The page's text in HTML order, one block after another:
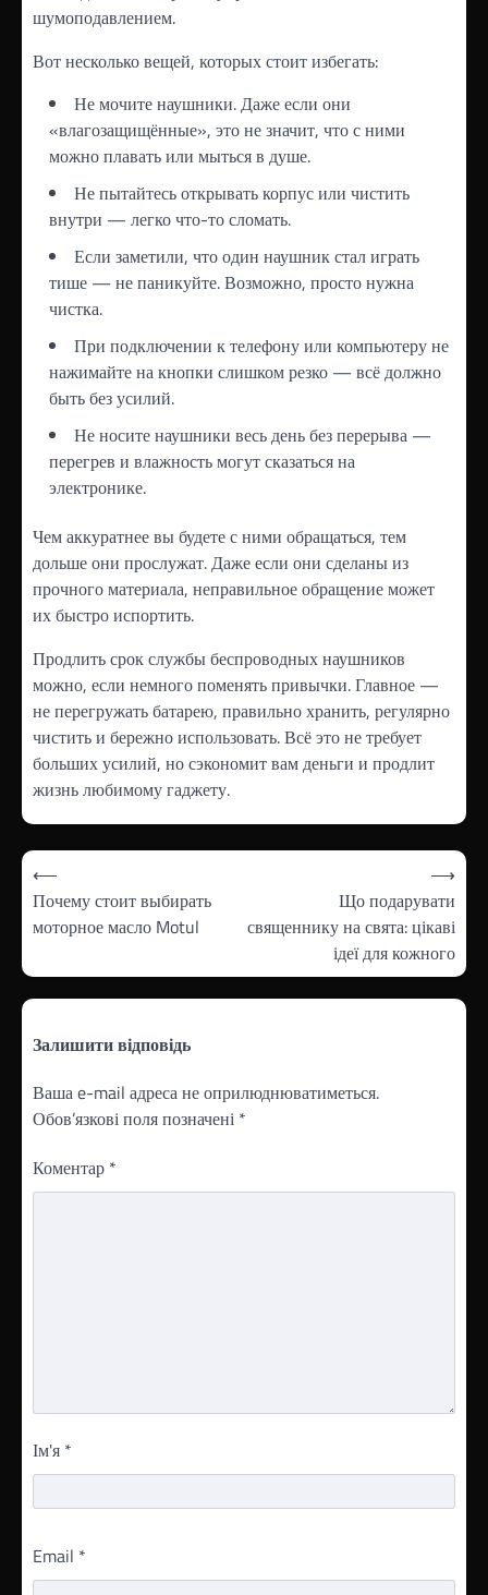
шумоподавлением.
Вот несколько вещей, которых стоит избегать:
Не мочите наушники. Даже если они
«влагозащищённые», это не значит, что с ними
можно плавать или мыться в душе.
Не пытайтесь открывать корпус или чистить
внутри — легко что-то сломать.
Если заметили, что один наушник стал играть
тише — не паникуйте. Возможно, просто нужна
чистка.
При подключении к телефону или компьютеру не
нажимайте на кнопки слишком резко — всё должно
быть без усилий.
Не носите наушники весь день без перерыва —
перегрев и влажность могут сказаться на
электронике.
Чем аккуратнее вы будете с ними обращаться, тем
дольше они прослужат. Даже если они сделаны из
прочного материала, неправильное обращение может
их быстро испортить.
Продлить срок службы беспроводных наушников
можно, если немного поменять привычки. Главное —
не перегружать батарею, правильно хранить, регулярно
чистить и бережно использовать. Всё это не требует
больших усилий, но сэкономит вам деньги и продлит
жизнь любимому гаджету.
Навігація
записів
⟵
Почему стоит выбирать
моторное масло Motul
Що подарувати
священнику на свята: цікаві
ідеї для кожного
⟶
Залишити відповідь
Ваша e-mail адреса не оприлюднюватиметься.
Обов’язкові поля позначені *
Коментар *
Ім'я *
Email *